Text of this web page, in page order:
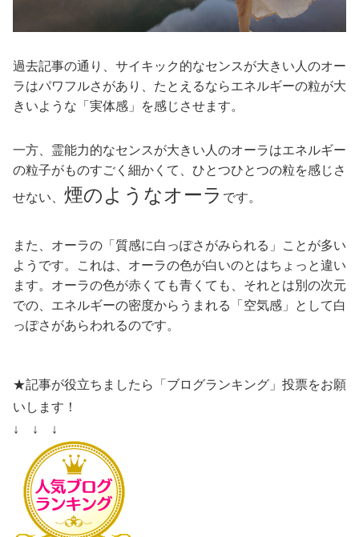
過去記事の通り、サイキック的なセンスが大きい人のオー
ラはパワフルさがあり、たとえるならエネルギーの粒が大
きいような「実体感」を感じさせます。
一方、霊能力的なセンスが大きい人のオーラはエネルギー
の粒子がものすごく細かくて、ひとつひとつの粒を感じさ
せない、 煙のようなオーラ です。
また、オーラの「質感に白っぽさがみられる」ことが多い
ようです。これは、オーラの色が白いのとはちょっと違い
ます。オーラの色が赤くても青くても、それとは別の次元
での、エネルギーの密度からうまれる「空気感」として白
っぽさがあらわれるのです。
★記事が役立ちましたら「ブログランキング」投票をお願
いします！
↓ ↓ ↓